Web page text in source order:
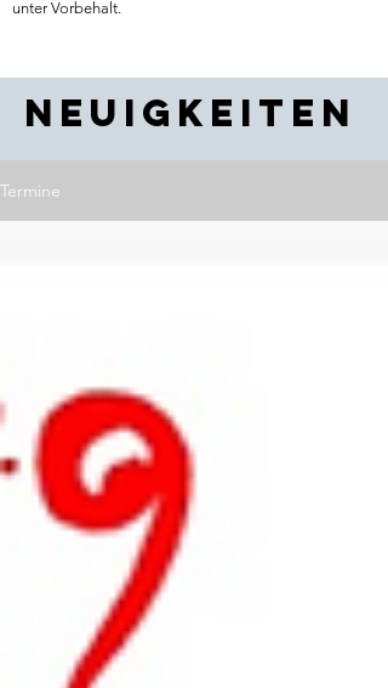
unter Vorbehalt.
Neuigkeiten
Termine